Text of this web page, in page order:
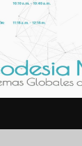
en
Globales de
Ver